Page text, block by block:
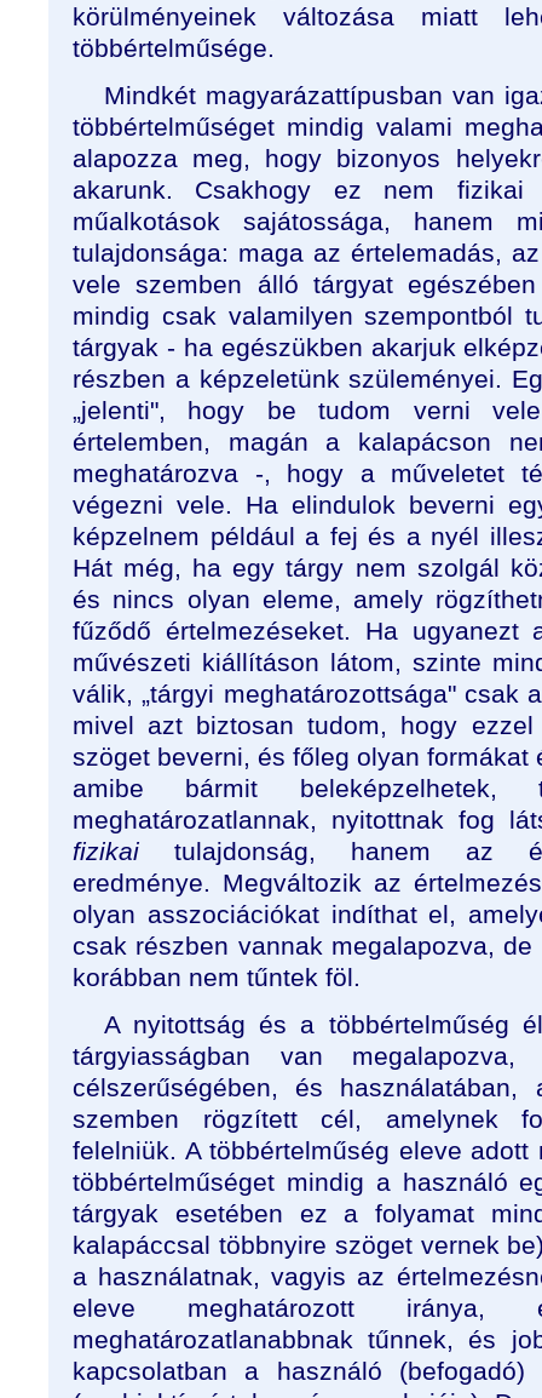
körülményeinek változása miatt
többértelműsége.
Mindkét magyarázattípusban van
többértelműséget mindig valami
alapozza meg, hogy bizonyos
akarunk. Csakhogy ez nem
műalkotások sajátossága, hanem
tulajdonsága: maga az értelemadás,
vele szemben álló tárgyat
mindig csak valamilyen szempontból
tárgyak - ha egészükben akarjuk
részben a képzeletünk szüleményei.
„jelenti", hogy be tudom verni
értelemben, magán a kalapácson
meghatározva -, hogy a műveletet
végezni vele. Ha elindulok beverni
képzelnem például a fej és a nyél
Hát még, ha egy tárgy nem szolgál
és nincs olyan eleme, amely
fűződő értelmezéseket. Ha ugyanezt
művészeti kiállításon látom, szinte
válik, „tárgyi meghatározottsága" csak
mivel azt biztosan tudom, hogy
szöget beverni, és főleg olyan
amibe bármit beleképzelhetek,
meghatározatlannak, nyitottnak fog
fizikai tulajdonság, hanem az
eredménye. Megváltozik az
olyan asszociációkat indíthat el,
csak részben vannak megalapozva,
korábban nem tűntek föl.
A nyitottság és a többértelműség
tárgyiasságban van
célszerűségében, és
szemben rögzített cél, amelynek
felelniük. A többértelműség eleve
többértelműséget mindig a használó
tárgyak esetében ez a folyamat
kalapáccsal többnyire szöget vernek
a használatnak, vagyis az
eleve meghatározott iránya,
meghatározatlanabbnak tűnnek, és
kapcsolatban a használó (befogadó)